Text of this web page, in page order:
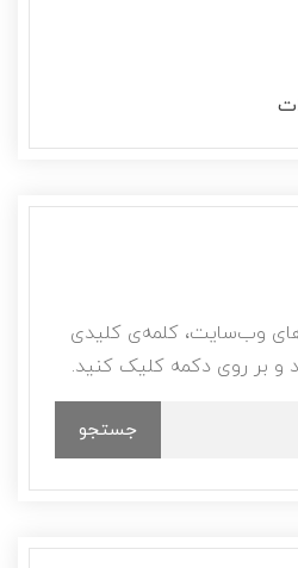
وب‌سایت، کلمه‌ی کلیدی
و بر روی دکمه کلیک کنید.
جستجو